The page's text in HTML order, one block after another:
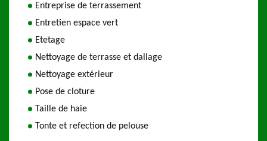
Entreprise de terrassement
Entretien espace vert
Etetage
Nettoyage de terrasse et dallage
Nettoyage extérieur
Pose de cloture
Taille de haie
Tonte et refection de pelouse